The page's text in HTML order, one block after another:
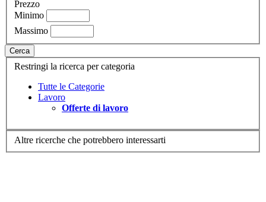
Prezzo
Minimo
Massimo
Cerca
Restringi la ricerca per categoria
Tutte le Categorie
Lavoro
Offerte di lavoro
Altre ricerche che potrebbero interessarti